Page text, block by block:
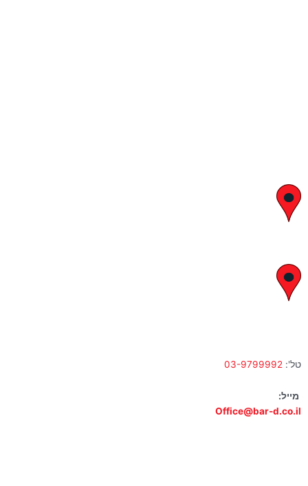
טל': 03-9799992
מייל:
Office@bar-d.co.il